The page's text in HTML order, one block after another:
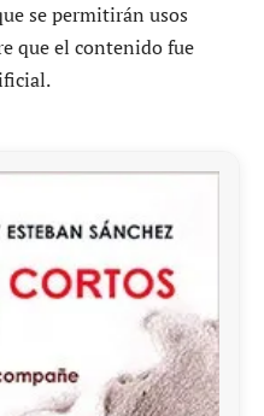
se permitirán usos
que el contenido fue